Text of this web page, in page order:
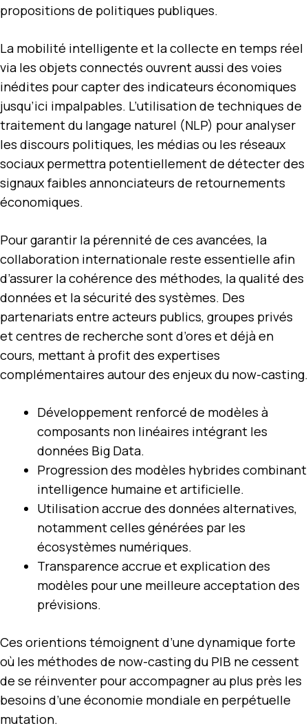
propositions de politiques publiques.
La mobilité intelligente et la collecte en temps réel
via les objets connectés ouvrent aussi des voies
inédites pour capter des indicateurs économiques
jusqu’ici impalpables. L’utilisation de techniques de
traitement du langage naturel (NLP) pour analyser
les discours politiques, les médias ou les réseaux
sociaux permettra potentiellement de détecter des
signaux faibles annonciateurs de retournements
économiques.
Pour garantir la pérennité de ces avancées, la
collaboration internationale reste essentielle afin
d’assurer la cohérence des méthodes, la qualité des
données et la sécurité des systèmes. Des
partenariats entre acteurs publics, groupes privés
et centres de recherche sont d’ores et déjà en
cours, mettant à profit des expertises
complémentaires autour des enjeux du now-casting.
Développement renforcé de modèles à
composants non linéaires intégrant les
données Big Data.
Progression des modèles hybrides combinant
intelligence humaine et artificielle.
Utilisation accrue des données alternatives,
notamment celles générées par les
écosystèmes numériques.
Transparence accrue et explication des
modèles pour une meilleure acceptation des
prévisions.
Ces orientions témoignent d’une dynamique forte
où les méthodes de now-casting du PIB ne cessent
de se réinventer pour accompagner au plus près les
besoins d’une économie mondiale en perpétuelle
mutation.